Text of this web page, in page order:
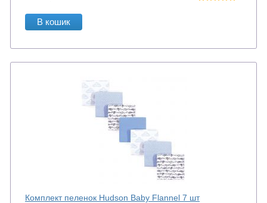
В кошик
Комплект пеленок Hudson Baby Flannel 7 шт